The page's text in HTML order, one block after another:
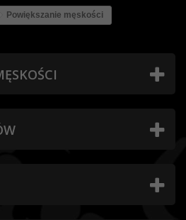
Powiększanie męskości